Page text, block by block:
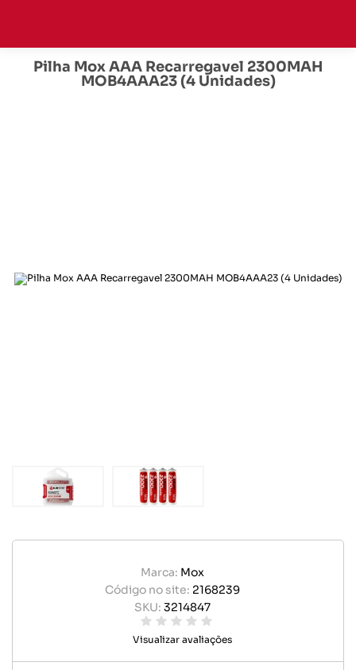
Pilha Mox AAA Recarregavel 2300MAH
MOB4AAA23 (4 Unidades)
Marca: Mox
Código no site: 2168239
SKU: 3214847
Visualizar avaliações